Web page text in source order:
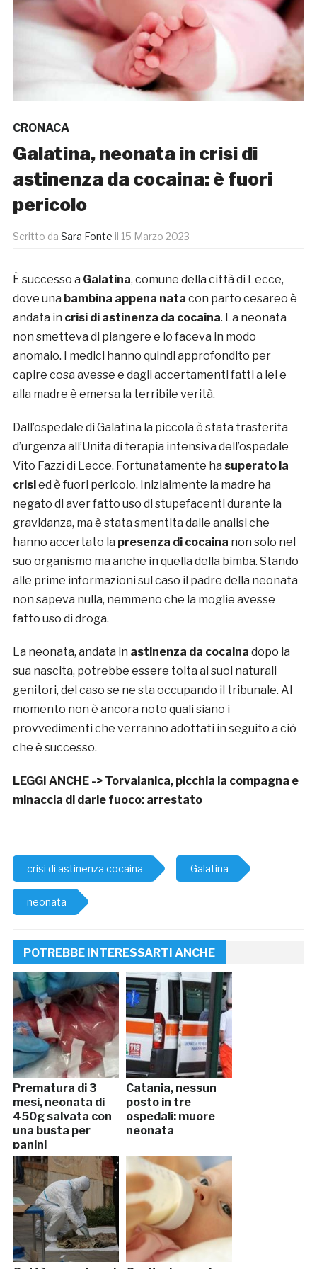
CRONACA
Galatina, neonata in crisi di
astinenza da cocaina: è fuori
pericolo
Scritto da Sara Fonte il 15 Marzo 2023
È successo a Galatina, comune della città di Lecce,
dove una bambina appena nata con parto cesareo è
andata in crisi di astinenza da cocaina. La neonata
non smetteva di piangere e lo faceva in modo
anomalo. I medici hanno quindi approfondito per
capire cosa avesse e dagli accertamenti fatti a lei e
alla madre è emersa la terribile verità.
Dall’ospedale di Galatina la piccola è stata trasferita
d’urgenza all’Unita di terapia intensiva dell’ospedale
Vito Fazzi di Lecce. Fortunatamente ha superato la
crisied è fuori pericolo. Inizialmente la madre ha
negato di aver fatto uso di stupefacenti durante la
gravidanza, ma è stata smentita dalle analisi che
hanno accertato la presenza di cocaina non solo nel
suo organismo ma anche in quella della bimba. Stando
alle prime informazioni sul caso il padre della neonata
non sapeva nulla, nemmeno che la moglie avesse
fatto uso di droga.
La neonata, andata in astinenza da cocaina dopo la
sua nascita, potrebbe essere tolta ai suoi naturali
genitori, del caso se ne sta occupando il tribunale. Al
momento non è ancora noto quali siano i
provvedimenti che verranno adottati in seguito a ciò
che è successo.
LEGGI ANCHE -> Torvaianica, picchia la compagna e
minaccia di darle fuoco: arrestato
crisi di astinenza cocaina Galatina
neonata
POTREBBE INTERESSARTI ANCHE
Prematura di 3
mesi, neonata di
450g salvata con
una busta per
panini
Catania, nessun
posto in tre
ospedali: muore
neonata